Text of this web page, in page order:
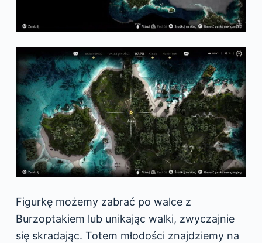
Figurkę możemy zabrać po walce z
Burzoptakiem lub unikając walki, zwyczajnie
się skradając. Totem młodości znajdziemy na